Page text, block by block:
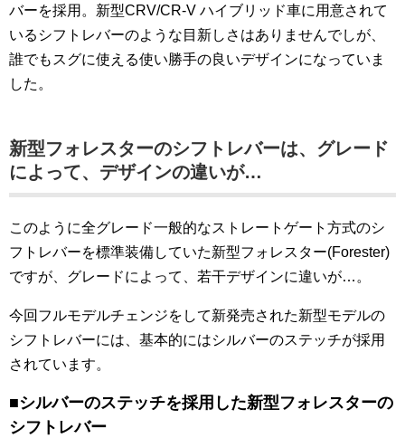
バーを採用。新型CRV/CR-V ハイブリッド車に用意されて
いるシフトレバーのような目新しさはありませんでしが、
誰でもスグに使える使い勝手の良いデザインになっていま
した。
新型フォレスターのシフトレバーは、グレード
によって、デザインの違いが…
このように全グレード一般的なストレートゲート方式のシ
フトレバーを標準装備していた新型フォレスター(Forester)
ですが、グレードによって、若干デザインに違いが…。
今回フルモデルチェンジをして新発売された新型モデルの
シフトレバーには、基本的にはシルバーのステッチが採用
されています。
■シルバーのステッチを採用した新型フォレスターの
シフトレバー